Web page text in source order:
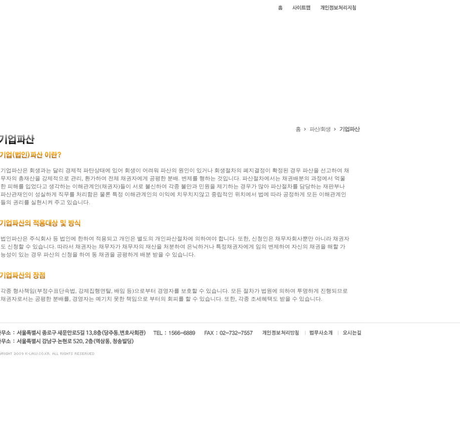
홈 파산/회생 기업파산
기업파산은 회생과는 달리 경제적 파탄상태에 있어 회생이 어려워 파산의 원인이 있거나 회생절차의 폐지결정이 확정된 경우 파산을 선고하여 채
무자의 총재산을 강제적으로 관리, 환가하여 전체 채권자에게 공평한 분배. 변제를 행하는 것입니다. 파산절차에서는 채권배분의 과정에서 억울
한 피해를 입었다고 생각하는 이해관계인(채권자)들이 서로 불신하여 각종 불만과 민원을 제기하는 경우가 많아 파산절차를 담당하는 재판부나
파산관재인이 성실하게 직무를 처리함은 물론 특정 이해관계인의 이익에 치우치지않고 중립적인 위치에서 법에 따라 공정하게 모든 이해관계인
들의 권리를 실현시켜 주고 있습니다.
법인파산은 주식회사 등 법인에 한하여 적용되고 개인은 별도의 개인파산절차에 의하여야 합니다. 또한, 신청인은 채무자회사뿐만 아니라 채권자
도 신청할 수 있습니다. 따라서 채권자는 채무자가 채무자의 재산을 처분하여 은닉하거나 특정채권자에게 임의 변제하여 자신의 채권을 해할 가
능성이 있는 경우 파산의 신청을 하여 동 채권을 공평하게 배분 받을 수 있습니다.
각종 형사책임(부정수표단속법, 강제집행면탈, 배임 등)으로부터 경영자를 보호할 수 있습니다. 모든 절차가 법원에 의하여 투명하게 진행되므로
채권자로서는 공평한 분배를, 경영자는 예기치 못한 책임으로 부터의 회피를 할 수 있습니다. 또한, 각종 조세혜택도 받을 수 있습니다.